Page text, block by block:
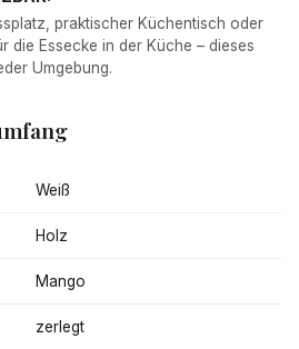
praktischer Küchentisch oder
die Essecke in der Küche – dieses
Umgebung.
Weiß
Holz
Mango
zerlegt